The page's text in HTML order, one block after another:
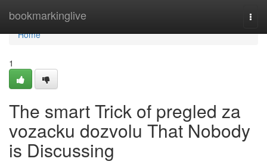
bookmarkinglive
Home
Home
1
The smart Trick of pregled za
vozacku dozvolu That Nobody
is Discussing